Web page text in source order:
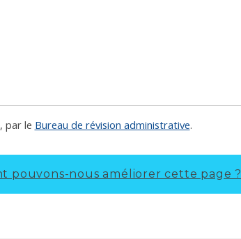
, par le Bureau de révision administrative.
pouvons-nous améliorer cette page ?